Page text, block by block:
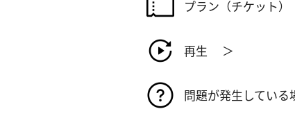
プラン（チケット
再生 ＞
問題が発生してい